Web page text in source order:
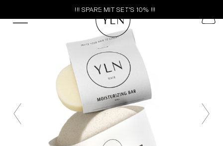
!!! SPARE MIT SET'S 10% !!!